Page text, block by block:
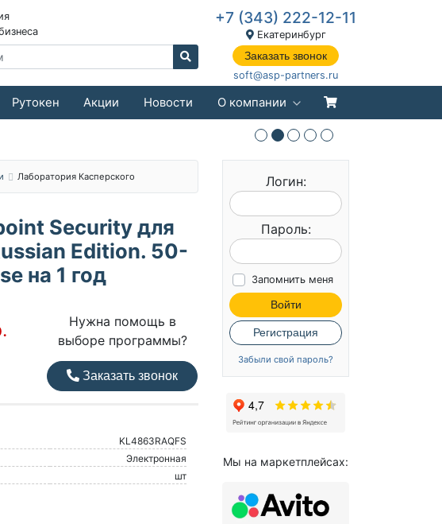
+7 (343) 222-12-11
Екатеринбург
Заказать звонок
soft@asp-partners.ru
Рутокен Акции Новости О компании
Лаборатория Касперского
Security для
Edition. 50-
на 1 год
Нужна помощь в
выборе программы?
Заказать звонок
KL4863RAQFS
Электронная
шт
Логин:
Пароль:
Запомнить меня
Войти
Регистрация
Забыли свой пароль?
Мы на маркетплейсах: